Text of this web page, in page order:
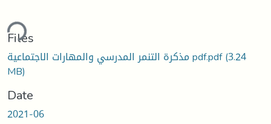
Files
مذكرة التنمر المدرسي والمهارات الاجتماعية pdf.pdf(3.24
MB)
Date
2021-06